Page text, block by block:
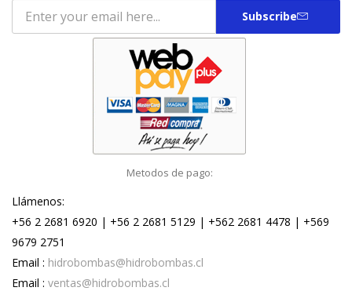
Subscribe
Metodos de pago:
Llámenos:
+56 2 2681 6920 | +56 2 2681 5129 | +562 2681 4478 | +569
9679 2751
Email : hidrobombas@hidrobombas.cl
Email : ventas@hidrobombas.cl